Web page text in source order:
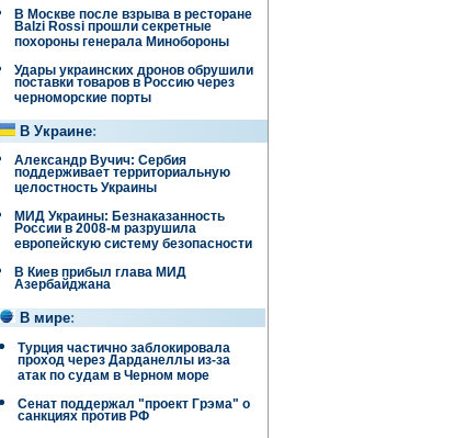
В Москве после взрыва в ресторане
Balzi Rossi прошли секретные
похороны генерала Минобороны
Удары украинских дронов обрушили
поставки товаров в Россию через
черноморские порты
В Украине:
Александр Вучич: Сербия
поддерживает территориальную
целостность Украины
МИД Украины: Безнаказанность
России в 2008-м разрушила
европейскую систему безопасности
В Киев прибыл глава МИД
Азербайджана
В мире:
Турция частично заблокировала
проход через Дарданеллы из-за
атак по судам в Черном море
Сенат поддержал "проект Грэма" о
санкциях против РФ